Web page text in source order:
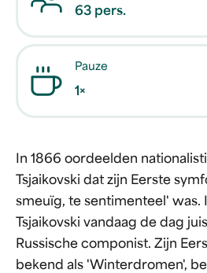
63 pers.
Pauze
1×
In 1866 oordeelden
Tsjaikovski dat zijn Eerste
smeuïg, te sentimenteel' was.
Tsjaikovski vandaag de dag
Russische componist. Zijn
bekend als 'Winterdromen',